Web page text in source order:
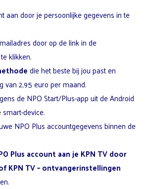
aan door je persoonlijke gegevens in te
door op de link in de
klikken.
die het beste bij jou past en
van 2,95 euro per maand.
de NPO Start/Plus-app uit de Android
device.
NPO Plus accountgegevens binnen de
Plus account aan je KPN TV door
KPN TV– ontvangerinstellingen